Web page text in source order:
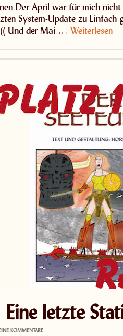
Der April war für mich nicht
System-Update zu
Und der Mai … Weiterlesen
letzte
KOMMENTARE